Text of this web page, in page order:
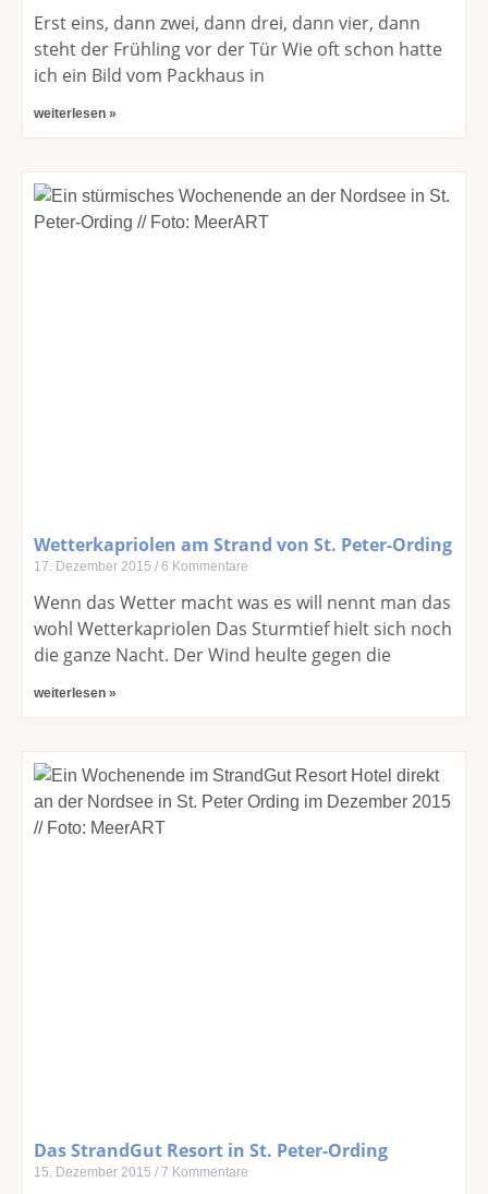
Erst eins, dann zwei, dann drei, dann vier, dann
steht der Frühling vor der Tür Wie oft schon hatte
ich ein Bild vom Packhaus in
weiterlesen »
Wetterkapriolen am Strand von St. Peter-Ording
17. Dezember 2015 6 Kommentare
Wenn das Wetter macht was es will nennt man das
wohl Wetterkapriolen Das Sturmtief hielt sich noch
die ganze Nacht. Der Wind heulte gegen die
weiterlesen »
Das StrandGut Resort in St. Peter-Ording
15. Dezember 2015 7 Kommentare